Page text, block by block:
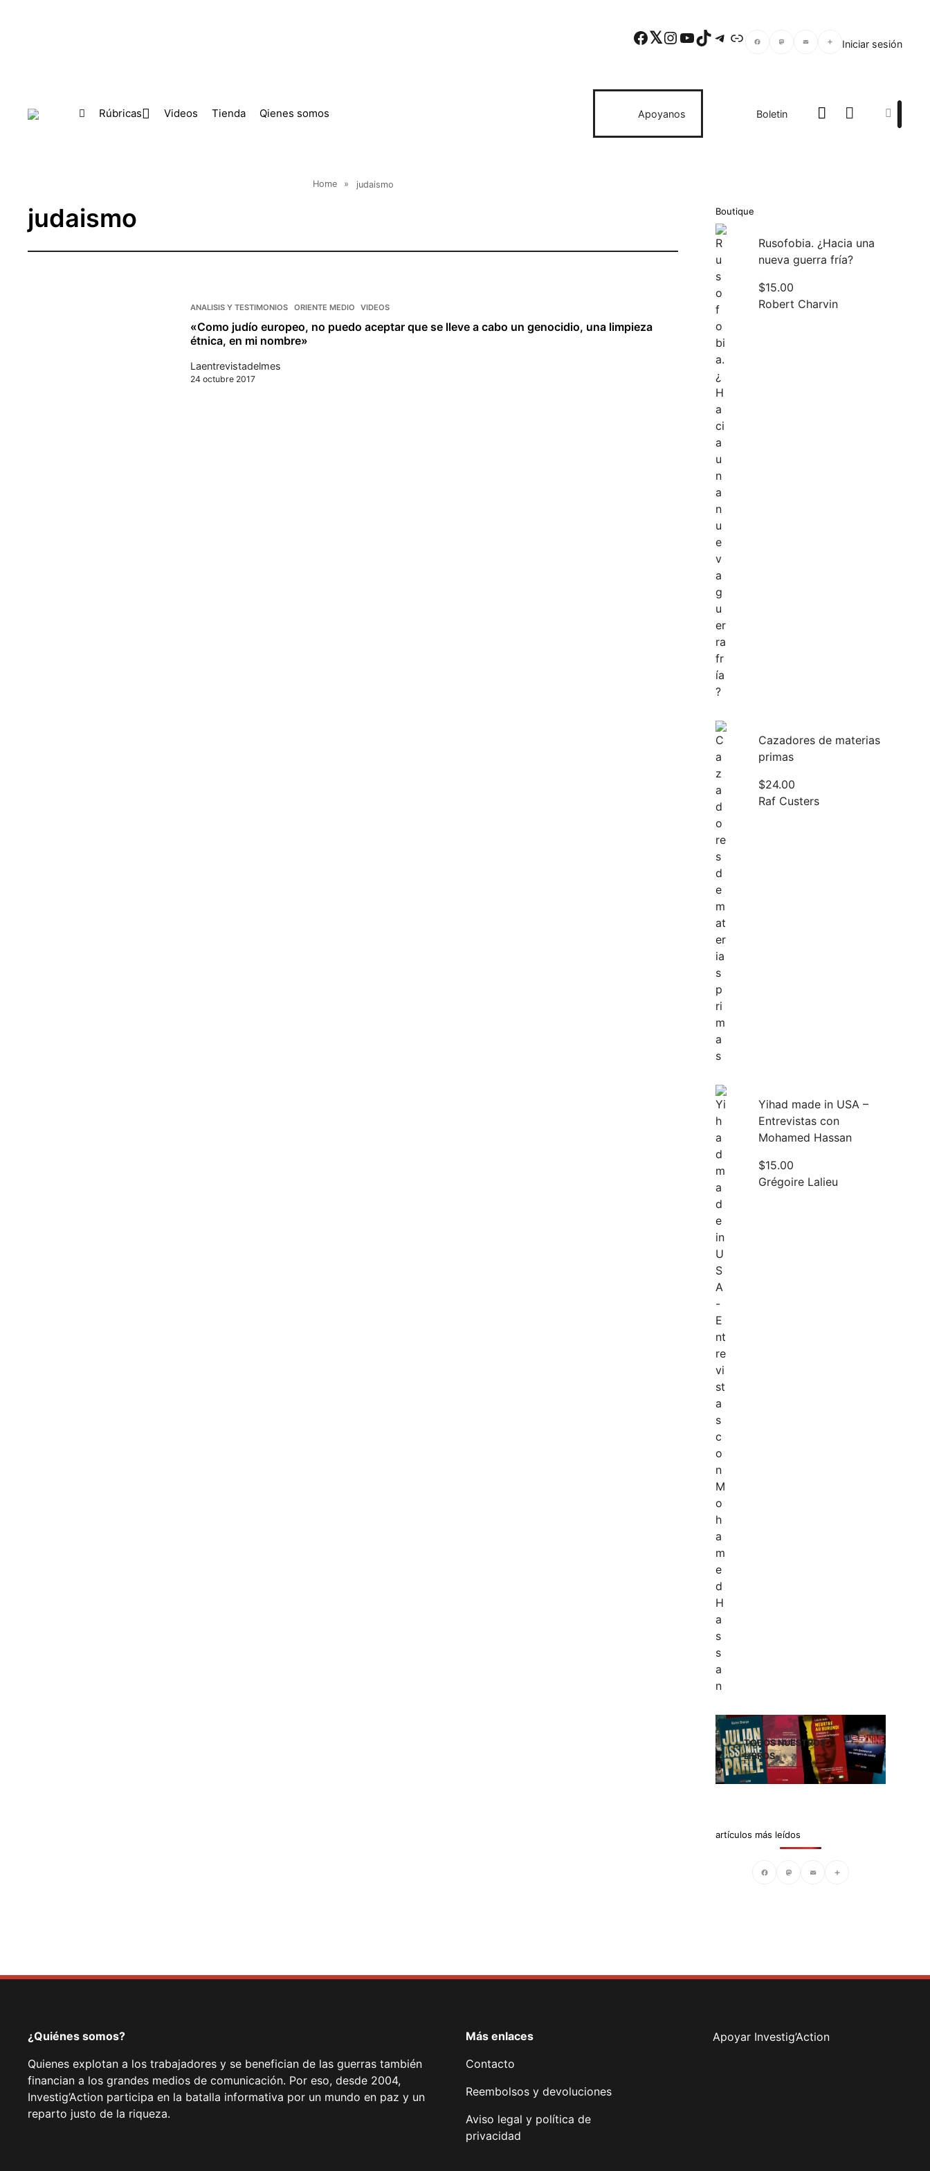
Facebook Twitter Instagram YouTube TikTok Telegram Enlace Iniciar sesión
Rúbricas Videos Tienda Qienes somos Apoyanos Boletin
Home » judaismo
judaismo
ANALISIS Y TESTIMONIOS ORIENTE MEDIO VIDEOS
«Como judío europeo, no puedo aceptar que se lleve a cabo un genocidio, una limpieza
étnica, en mi nombre»
Laentrevistadelmes
24 octubre 2017
Boutique
Rusofobia. ¿Hacia una
nueva guerra fría?
$15.00
Robert Charvin
Cazadores de materias
primas
$24.00
Raf Custers
Yihad made in USA –
Entrevistas con
Mohamed Hassan
$15.00
Grégoire Lalieu
TODOS NUESTROS
LIBROS
artículos más leídos
¿Quiénes somos?
Quienes explotan a los trabajadores y se benefician de las guerras también
financian a los grandes medios de comunicación. Por eso, desde 2004,
Investig’Action participa en la batalla informativa por un mundo en paz y un
reparto justo de la riqueza.
Más enlaces
Contacto
Reembolsos y devoluciones
Aviso legal y política de
privacidad
Apoyar Investig’Action